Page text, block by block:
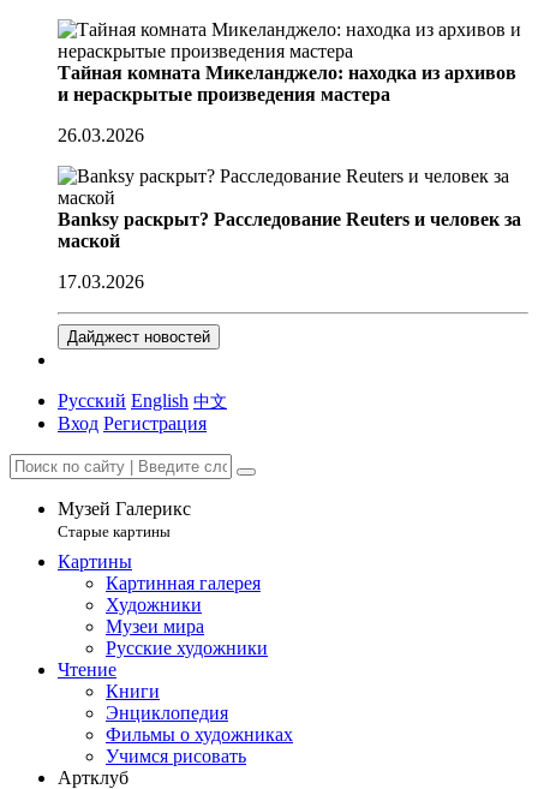
Тайная комната Микеланджело: находка из архивов
и нераскрытые произведения мастера
26.03.2026
Banksy раскрыт? Расследование Reuters и человек за
маской
17.03.2026
Дайджест новостей
Русский English 中文
Вход Регистрация
Музей Галерикс
Старые картины
Картины
Картинная галерея
Художники
Музеи мира
Русские художники
Чтение
Книги
Энциклопедия
Фильмы о художниках
Учимся рисовать
Артклуб